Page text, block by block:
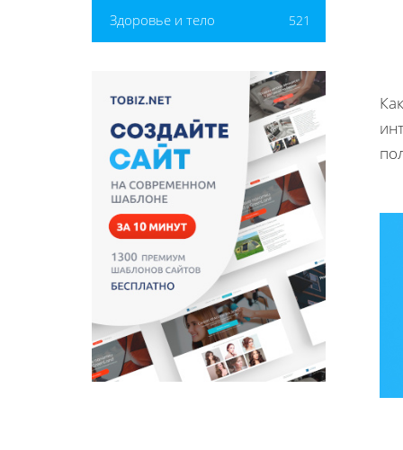
Здоровье и тело 521